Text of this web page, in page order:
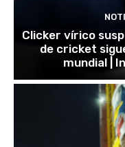
Clicker vírico
de cricket
mundial |